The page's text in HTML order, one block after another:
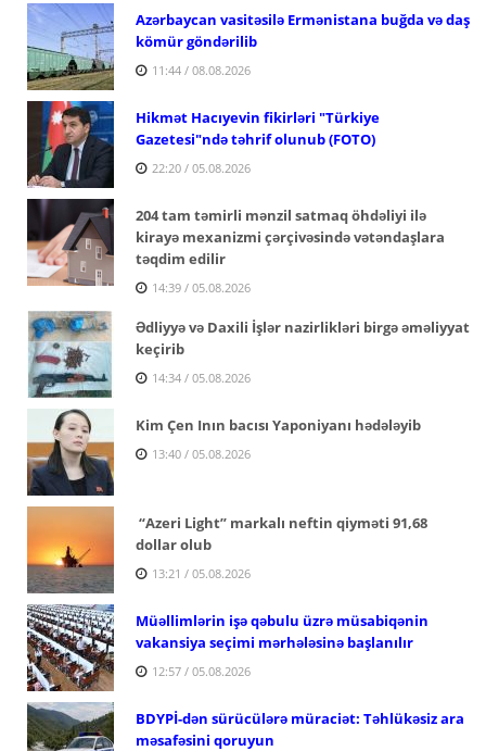
Azərbaycan vasitəsilə Ermənistana buğda və daş
kömür göndərilib
11:44 / 08.08.2026
Hikmət Hacıyevin fikirləri "Türkiye
Gazetesi"ndə təhrif olunub (FOTO)
22:20 / 05.08.2026
204 tam təmirli mənzil satmaq öhdəliyi ilə
kirayə mexanizmi çərçivəsində vətəndaşlara
təqdim edilir
14:39 / 05.08.2026
Ədliyyə və Daxili İşlər nazirlikləri birgə əməliyyat
keçirib
14:34 / 05.08.2026
Kim Çen Inın bacısı Yaponiyanı hədələyib
13:40 / 05.08.2026
“Azeri Light” markalı neftin qiyməti 91,68
dollar olub
13:21 / 05.08.2026
Müəllimlərin işə qəbulu üzrə müsabiqənin
vakansiya seçimi mərhələsinə başlanılır
12:57 / 05.08.2026
BDYPİ-dən sürücülərə müraciət: Təhlükəsiz ara
məsafəsini qoruyun